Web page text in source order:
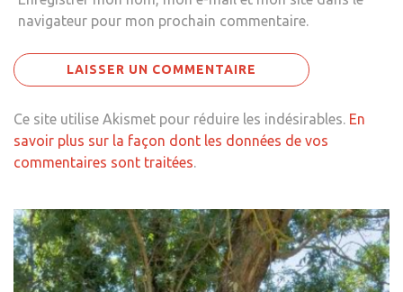
navigateur pour mon prochain commentaire.
Ce site utilise Akismet pour réduire les indésirables. En
savoir plus sur la façon dont les données de vos
commentaires sont traitées.